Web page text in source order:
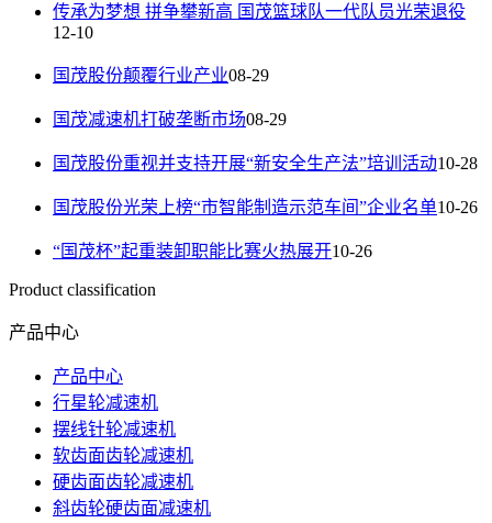
传承为梦想 拼争攀新高 国茂篮球队一代队员光荣退役
12-10
国茂股份颠覆行业产业08-29
国茂减速机打破垄断市场08-29
国茂股份重视并支持开展“新安全生产法”培训活动10-28
国茂股份光荣上榜“市智能制造示范车间”企业名单10-26
“国茂杯”起重装卸职能比赛火热展开10-26
Product classification
产品中心
产品中心
行星轮减速机
摆线针轮减速机
软齿面齿轮减速机
硬齿面齿轮减速机
斜齿轮硬齿面减速机